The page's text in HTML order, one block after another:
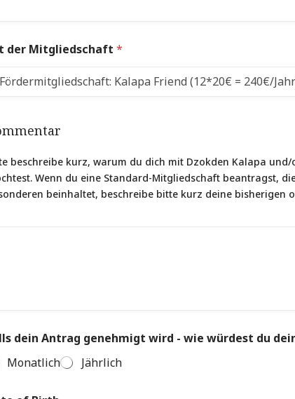
der Mitgliedschaft*
beschreibe kurz, warum du dich mit Dzokden Kalapa
Wenn du eine Standard-Mitgliedschaft beantragst,
beinhaltet, beschreibe bitte kurz deine bisherigen
dein Antrag genehmigt wird - wie würdest du
Monatlich
Jährlich